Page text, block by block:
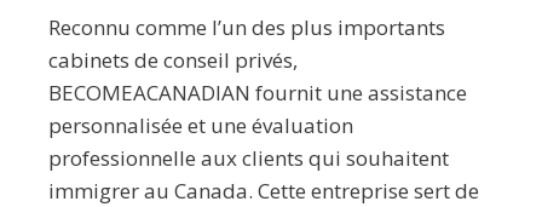
Reconnu comme l’un des plus importants
cabinets de conseil privés,
BECOMEACANADIAN fournit une assistance
personnalisée et une évaluation
professionnelle aux clients qui souhaitent
immigrer au Canada. Cette entreprise sert de